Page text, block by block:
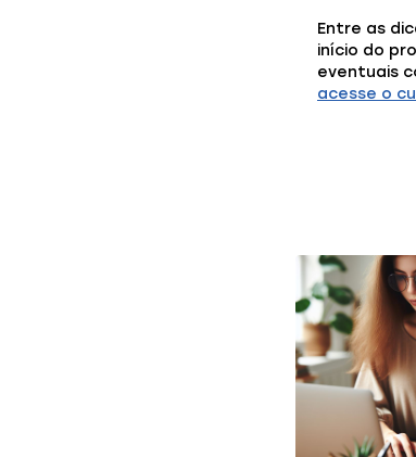
Entre as
início do
eventuais
acesse o